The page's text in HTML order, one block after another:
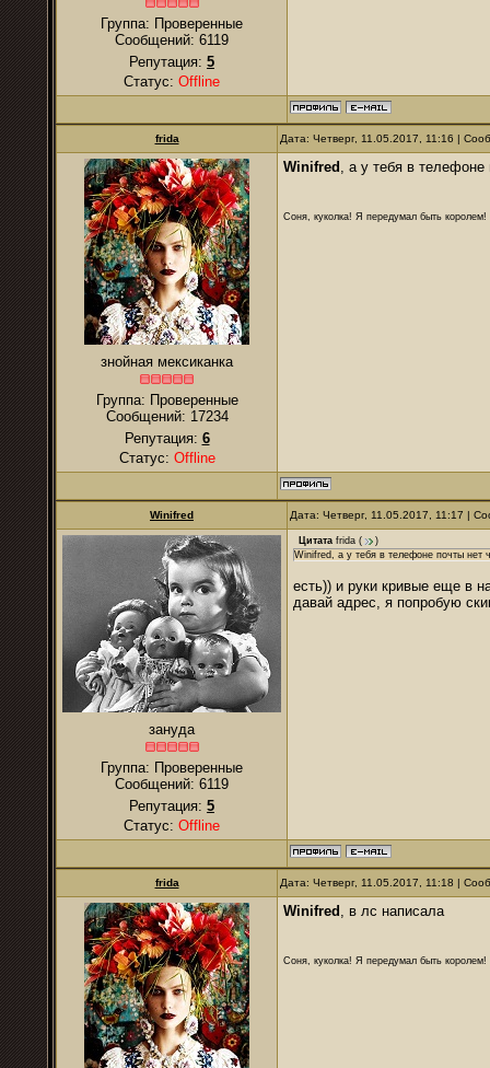
Группа: Проверенные
Сообщений: 6119
Репутация: 5
Статус: Offline
frida Дата: Четверг, 11.05.2017, 11:16 |
знойная мексиканка
Группа: Проверенные
Сообщений: 17234
Репутация: 6
Статус: Offline
Winifred , а у тебя в телефоне
Соня, куколка! Я передумал быть
Winifred Дата: Четверг, 11.05.2017, 11:17 |
зануда
Группа: Проверенные
Сообщений: 6119
Репутация: 5
Статус: Offline
Цитата frida (
)
Winifred, а у тебя в телефоне почты нет
есть)) и руки кривые еще в
давай адрес, я попробую
frida Дата: Четверг, 11.05.2017, 11:18 |
Winifred , в лс написала
Соня, куколка! Я передумал быть